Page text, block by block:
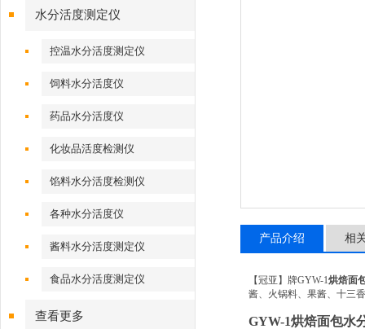
水分活度测定仪
控温水分活度测定仪
饲料水分活度仪
药品水分活度仪
化妆品活度检测仪
馅料水分活度检测仪
各种水分活度仪
酱料水分活度测定仪
食品水分活度测定仪
查看更多
产品介绍 相
【冠亚】牌GYW-1烘焙面
酱、火锅料、果酱、十三
GYW-1烘焙面包水